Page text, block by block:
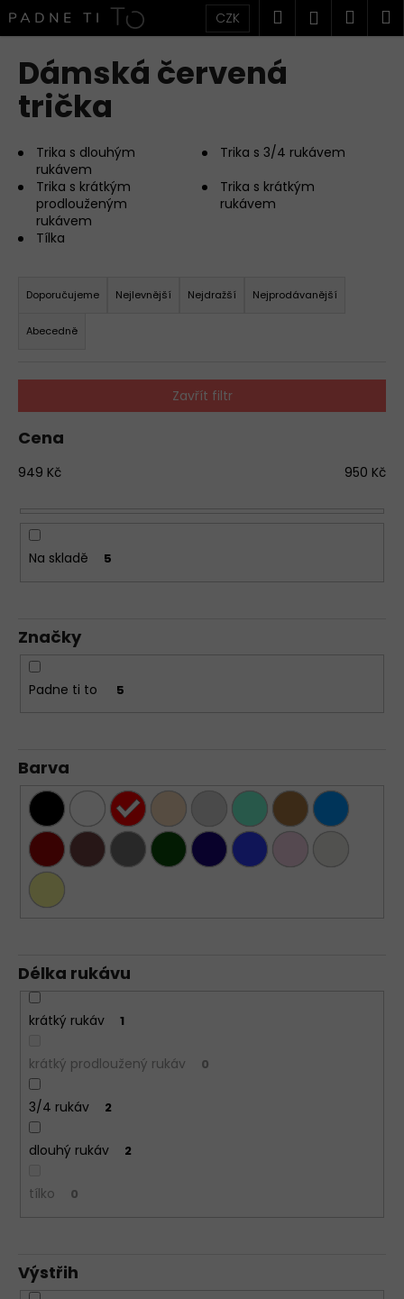
na
obsah
CZK Hledat
Dámská červená
trička
Trika s dlouhým
rukávem
Trika s 3/4 rukávem
Trika s krátkým
prodlouženým
rukávem
Trika s krátkým
rukávem
Tílka
a
e
p
r
o
d
k
Doporučujeme Nejlevnější Nejdražší Nejprodávanější
Abecedně
Zavřít filtr
Cena
949 Kč 950 Kč
Na skladě 5
Značky
Padne ti to 5
Barva
Délka rukávu
krátký rukáv 1
krátký prodloužený rukáv 0
3/4 rukáv 2
dlouhý rukáv 2
tílko 0
Výstřih
K
o
C
o
p
t
e
u
e
e
a
j
í
D
r
m
TRIČKO
S
HLUBOKÝM
VÝSTŘIHEM
DO
KRÁTKÝ
RUKÁV
RŮŽOVÁ
PUDROVÁ
949